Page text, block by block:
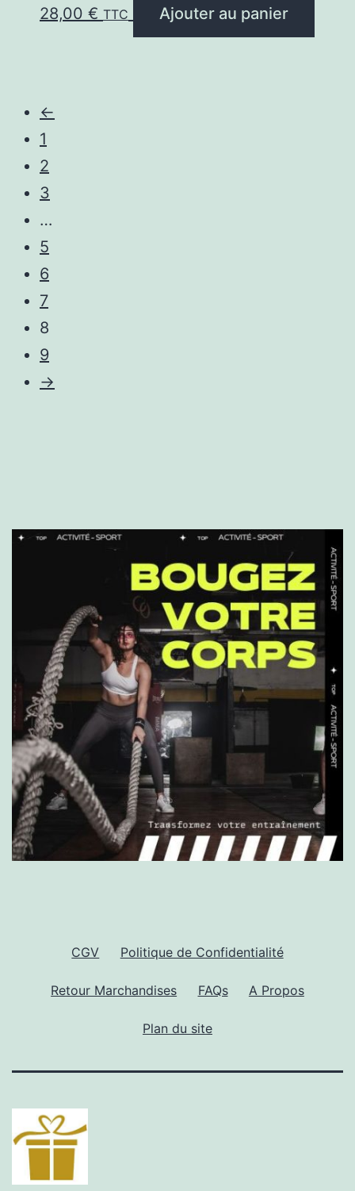
28,00 € TTC Ajouter au panier
←
1
2
3
…
5
6
7
8
9
→
CGV Politique de Confidentialité
Retour Marchandises FAQs A Propos
Plan du site